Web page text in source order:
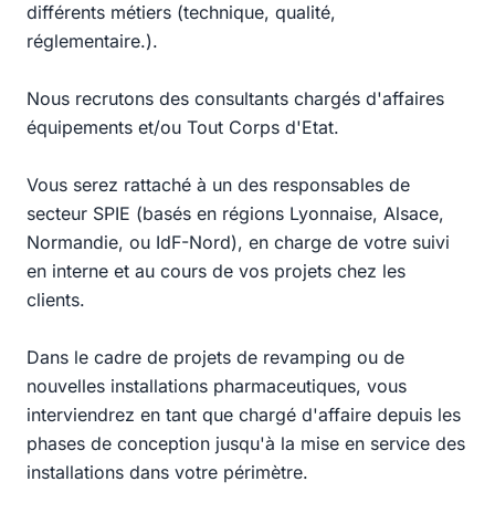
différents métiers (technique, qualité,
réglementaire.).
Nous recrutons des consultants chargés d'affaires
équipements et/ou Tout Corps d'Etat.
Vous serez rattaché à un des responsables de
secteur SPIE (basés en régions Lyonnaise, Alsace,
Normandie, ou IdF-Nord), en charge de votre suivi
en interne et au cours de vos projets chez les
clients.
Dans le cadre de projets de revamping ou de
nouvelles installations pharmaceutiques, vous
interviendrez en tant que chargé d'affaire depuis les
phases de conception jusqu'à la mise en service des
installations dans votre périmètre.